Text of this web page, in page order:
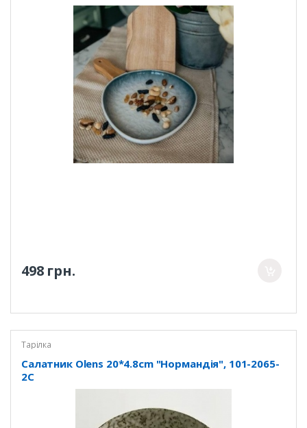
498 грн.
Тарілка
Салатник Olens 20*4.8cm "Нормандія", 101-2065-
2C